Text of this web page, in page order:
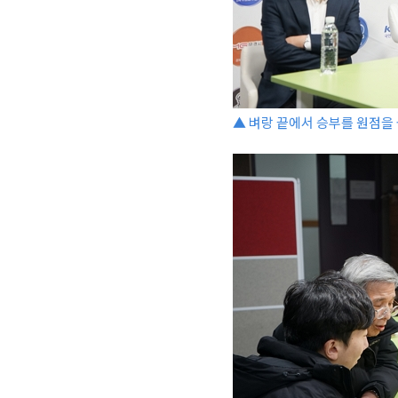
▲ 벼랑 끝에서 승부를 원점을